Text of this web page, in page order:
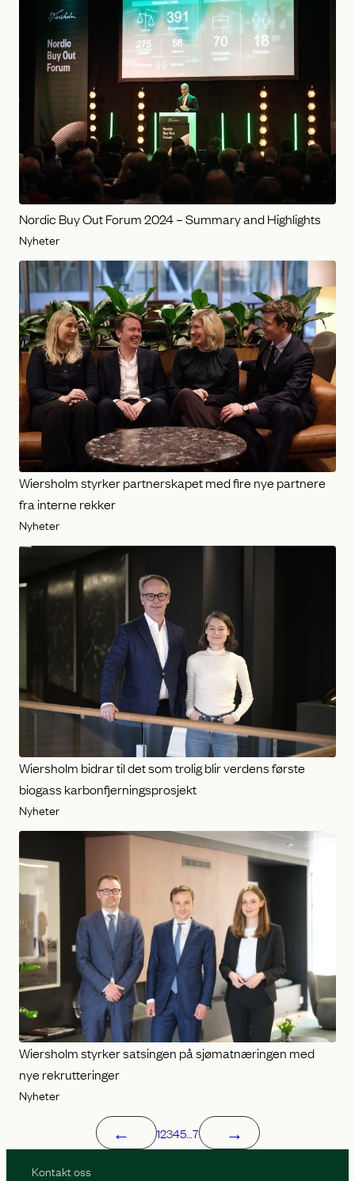
Nordic Buy Out Forum 2024 – Summary and Highlights
Nyheter
Wiersholm styrker partnerskapet med fire nye partnere
fra interne rekker
Nyheter
Wiersholm bidrar til det som trolig blir verdens første
biogass karbonfjerningsprosjekt
Nyheter
Wiersholm styrker satsingen på sjømatnæringen med
nye rekrutteringer
Nyheter
← 12345… 7 →
Kontakt oss